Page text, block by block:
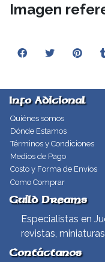
Imagen
Info Adicional
Quiénes somos
Dónde Estamos
Términos y Condiciones
Medios de Pago
Costo y Forma de Envíos
Como Comprar
Guild Dreams
Especialistas en
revistas,
Contáctanos